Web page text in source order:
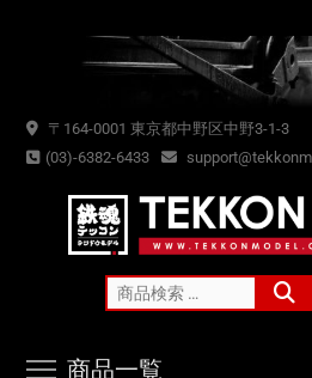
〒164-0001 東京都中野区中野3-1-3
(03)-6382-6433
索
商品一覧